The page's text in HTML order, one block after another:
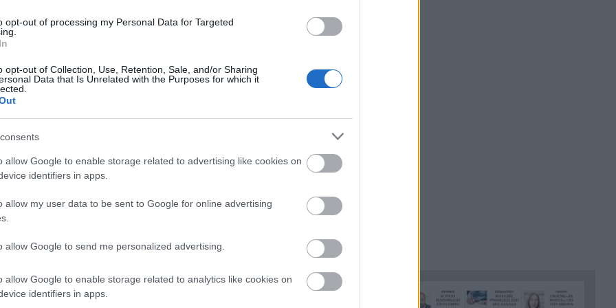
opt-out of processing my Personal Data for Targeted
opt-out of Collection, Use, Retention, Sale, and/or Sharing
Data that Is Unrelated with the Purposes for which it
allow Google to enable storage related to advertising like cookies on
identifiers in apps.
allow my user data to be sent to Google for online advertising
allow Google to send me personalized advertising.
allow Google to enable storage related to analytics like cookies on
identifiers in apps.
σε ανοιχτή γραμμή με τον Πολίτη
παράπονα, καταγγελίες ή ιδέες για τη γειτονιά σου.
τιςειδήσειςστο Bing News και το Google News
κυβερνήτρια της Fed Λίζα